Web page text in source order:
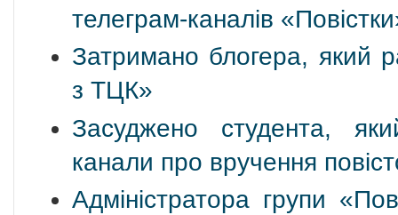
телеграм-каналів
Затримано блогера, який
з ТЦК»
Засуджено студента,
канали про вручення
Адміністратора групи